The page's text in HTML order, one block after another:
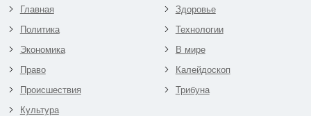
Главная
Политика
Экономика
Право
Происшествия
Культура
Здоровье
Технологии
В мире
Калейдоскоп
Трибуна